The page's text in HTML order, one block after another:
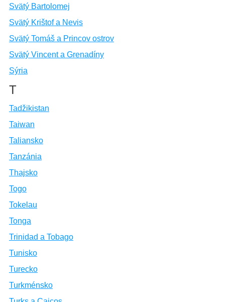
Svätý Bartolomej
Svätý Krištof a Nevis
Svätý Tomáš a Princov ostrov
Svätý Vincent a Grenadíny
Sýria
T
Tadžikistan
Taiwan
Taliansko
Tanzánia
Thajsko
Togo
Tokelau
Tonga
Trinidad a Tobago
Tunisko
Turecko
Turkménsko